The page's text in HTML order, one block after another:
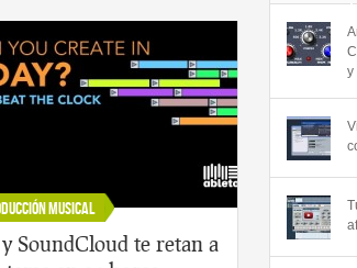
Musical
SoundCloud te retan a
y